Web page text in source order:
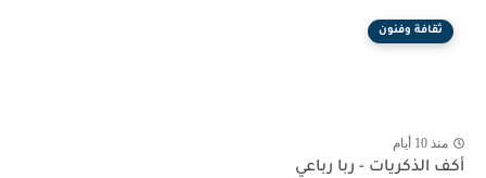
ثقافة وفنون
منذ 10 أيام
أكف الذكريات - ربا رباعي